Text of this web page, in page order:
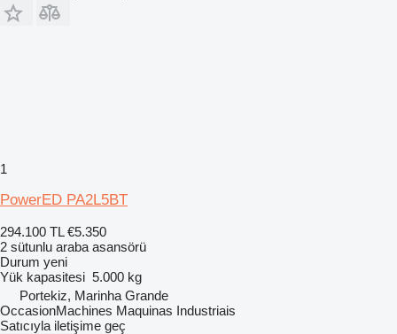
1
PowerED PA2L5BT
294.100 TL €5.350
2 sütunlu araba asansörü
Durum yeni
Yük kapasitesi 5.000 kg
Portekiz, Marinha Grande
OccasionMachines Maquinas Industriais
Satıcıyla iletişime geç